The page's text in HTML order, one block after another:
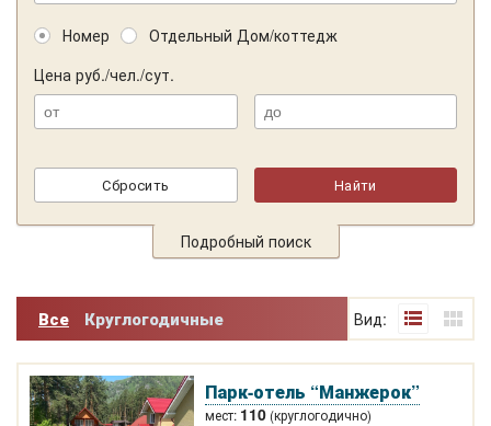
Номер
Отдельный Дом/коттедж
Цена руб./чел./сут.
Подробный поиск
Все Круглогодичные Вид:
Парк-отель “Манжерок”
мест: 110 (круглогодично)